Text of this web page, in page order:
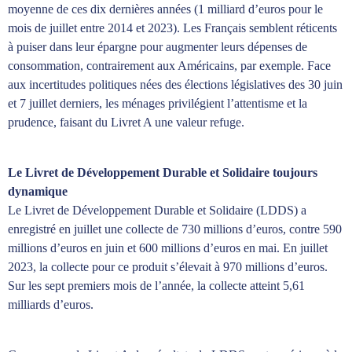
moyenne de ces dix dernières années (1 milliard d’euros pour le
mois de juillet entre 2014 et 2023). Les Français semblent réticents
à puiser dans leur épargne pour augmenter leurs dépenses de
consommation, contrairement aux Américains, par exemple. Face
aux incertitudes politiques nées des élections législatives des 30 juin
et 7 juillet derniers, les ménages privilégient l’attentisme et la
prudence, faisant du Livret A une valeur refuge.
Le Livret de Développement Durable et Solidaire toujours
dynamique
Le Livret de Développement Durable et Solidaire (LDDS) a
enregistré en juillet une collecte de 730 millions d’euros, contre 590
millions d’euros en juin et 600 millions d’euros en mai. En juillet
2023, la collecte pour ce produit s’élevait à 970 millions d’euros.
Sur les sept premiers mois de l’année, la collecte atteint 5,61
milliards d’euros.